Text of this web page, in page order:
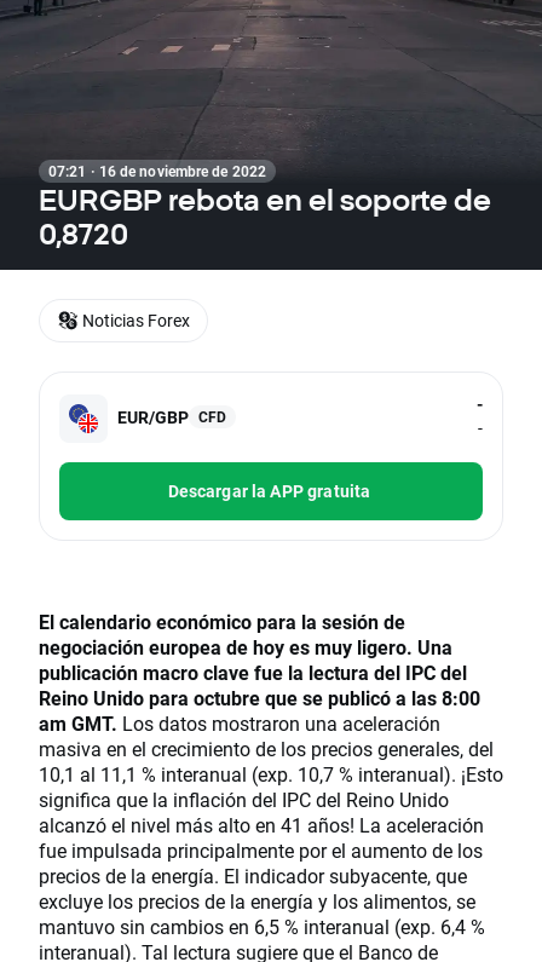
07:21 · 16 de noviembre de 2022
EURGBP rebota en el soporte de
0,8720
EUR/GBP CFD
-
-
Descargar la APP gratuita
El calendario económico para la sesión de
negociación europea de hoy es muy ligero. Una
publicación macro clave fue la lectura del IPC del
Reino Unido para octubre que se publicó a las 8:00
am GMT. Los datos mostraron una aceleración
masiva en el crecimiento de los precios generales, del
10,1 al 11,1 % interanual (exp. 10,7 % interanual). ¡Esto
significa que la inflación del IPC del Reino Unido
alcanzó el nivel más alto en 41 años! La aceleración
fue impulsada principalmente por el aumento de los
precios de la energía. El indicador subyacente, que
excluye los precios de la energía y los alimentos, se
mantuvo sin cambios en 6,5 % interanual (exp. 6,4 %
interanual). Tal lectura sugiere que el Banco de
Noticias Forex